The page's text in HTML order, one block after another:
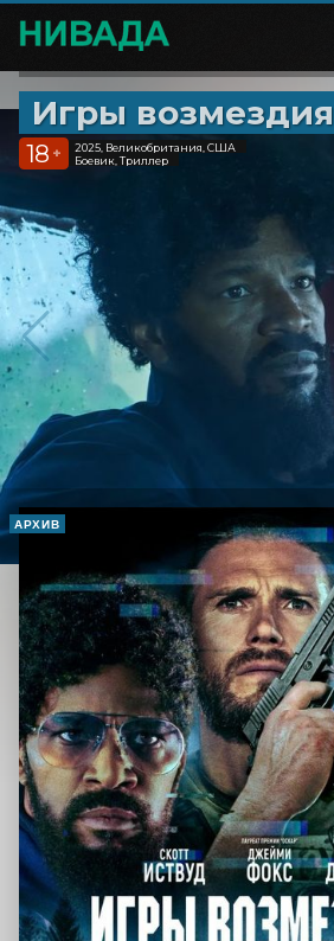
Игры возмездия
18 +
2025, Великобритания, США
Боевик, Триллер
АРХИВ